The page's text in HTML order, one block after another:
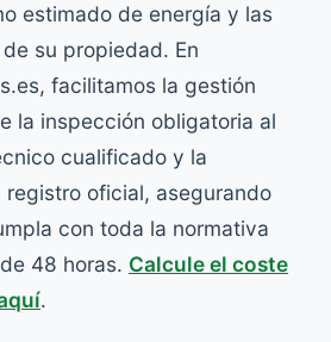
estimado de energía y las
su propiedad. En
facilitamos la gestión
la inspección obligatoria al
cualificado y la
oficial, asegurando
con toda la normativa
48 horas. Calcule el coste
.